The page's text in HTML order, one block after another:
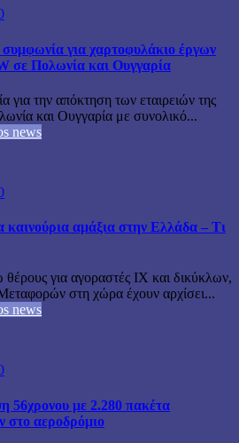
για χαρτοφυλάκιο έργων
σε Πολωνία και Ουγγαρία
για την απόκτηση των εταιρειών της
και Ουγγαρία με συνολικό...
news
καινούρια αμάξια στην Ελλάδα – Τι
για αγοραστές ΙΧ και δικύκλων,
στη χώρα έχουν αρχίσει...
news
56χρονου με 2.280 πακέτα
στο αεροδρόμιο